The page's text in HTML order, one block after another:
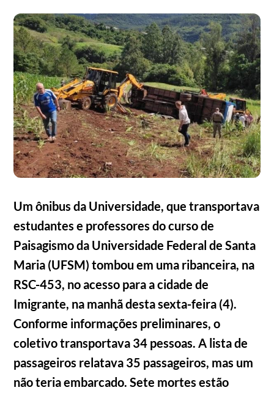
Um ônibus da Universidade, que transportava
estudantes e professores do curso de
Paisagismo da Universidade Federal de Santa
Maria (UFSM) tombou em uma ribanceira, na
RSC-453, no acesso para a cidade de
Imigrante, na manhã desta sexta-feira (4).
Conforme informações preliminares, o
coletivo transportava 34 pessoas. A lista de
passageiros relatava 35 passageiros, mas um
não teria embarcado. Sete mortes estão